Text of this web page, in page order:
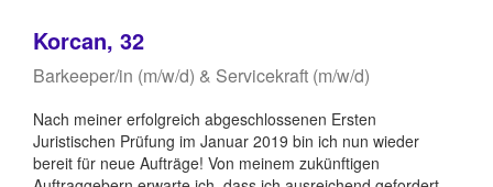
Korcan, 32
Barkeeper/in (m/w/d) & Servicekraft (m/w/d)
Nach meiner erfolgreich abgeschlossenen Ersten
Juristischen Prüfung im Januar 2019 bin ich nun wieder
bereit für neue Aufträge! Von meinem zukünftigen